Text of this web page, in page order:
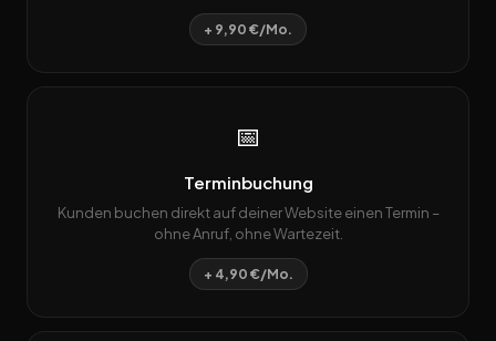
+ 9,90 €/Mo.
📅
Terminbuchung
Kunden buchen direkt auf deiner Website einen Termin –
ohne Anruf, ohne Wartezeit.
+ 4,90 €/Mo.